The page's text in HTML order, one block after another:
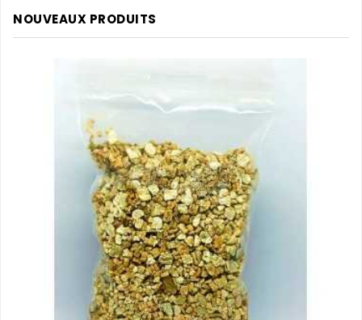
NOUVEAUX PRODUITS